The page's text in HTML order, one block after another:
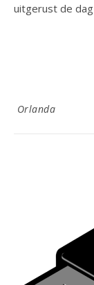
uitgerust de
Orlanda